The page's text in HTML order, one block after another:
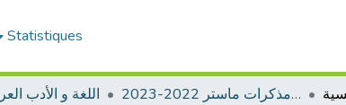
Statistiques
📖اللغة و الأدب ادب عربي -مذكرات ماستر 2022-2023